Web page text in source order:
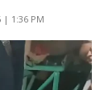
| 1:36 PM